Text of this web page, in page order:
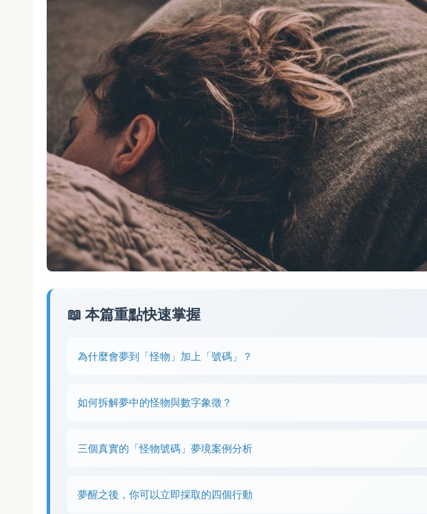
📖 本篇重點快速掌握
為什麼會夢到「怪物」加上「號碼」？
如何拆解夢中的怪物與數字象徵？
三個真實的「怪物號碼」夢境案例分析
夢醒之後，你可以立即採取的四個行動